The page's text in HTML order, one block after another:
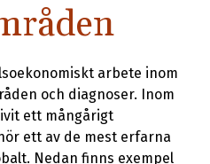
arbete inom
och diagnoser. Inom
ett mångårigt
ett av de mest erfarna
Nedan finns exempel